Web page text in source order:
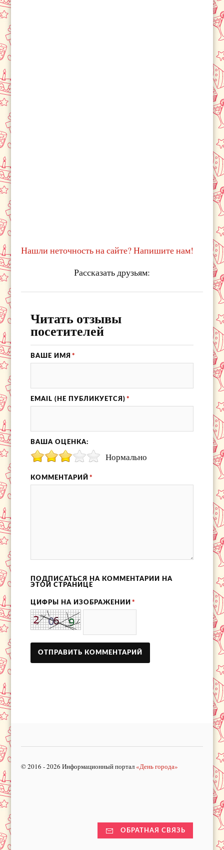
Нашли неточность на сайте? Напишите нам!
Рассказать друзьям:
Читать отзывы
посетителей
ВАШЕ ИМЯ *
EMAIL (НЕ ПУБЛИКУЕТСЯ) *
ВАША ОЦЕНКА:
Нормально
КОММЕНТАРИЙ *
ПОДПИСАТЬСЯ НА КОММЕНТАРИИ НА
ЭТОЙ СТРАНИЦЕ
ЦИФРЫ НА ИЗОБРАЖЕНИИ *
© 2016 - 2026 Информационный портал «День города»
ОБРАТНАЯ СВЯЗЬ